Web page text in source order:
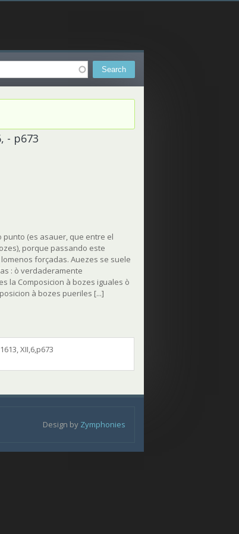
- p673
(es asauer, que entre el
porque passando este
forçadas. Auezes se suele
: ò verdaderamente
la Composicion à bozes iguales ò
à bozes pueriles [...]
XII,6,p673
Design by Zymphonies